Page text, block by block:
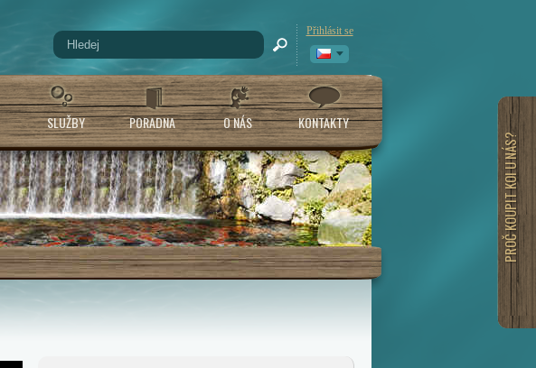
Přihlásit se
SLUŽBY PORADNA O NÁS KONTAKTY
PROČ KOUPIT KOI U NÁS?